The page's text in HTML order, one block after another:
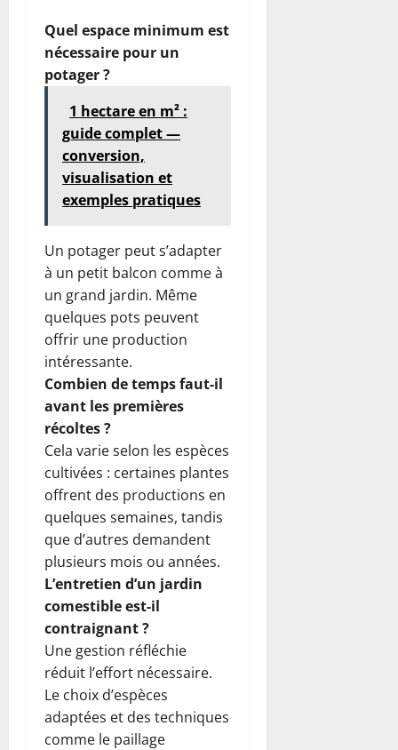
Quel espace minimum est
nécessaire pour un
potager ?
1 hectare en m² :
guide complet —
conversion,
visualisation et
exemples pratiques
Un potager peut s’adapter
à un petit balcon comme à
un grand jardin. Même
quelques pots peuvent
offrir une production
intéressante.
Combien de temps faut-il
avant les premières
récoltes ?
Cela varie selon les espèces
cultivées : certaines plantes
offrent des productions en
quelques semaines, tandis
que d’autres demandent
plusieurs mois ou années.
L’entretien d’un jardin
comestible est-il
contraignant ?
Une gestion réfléchie
réduit l’effort nécessaire.
Le choix d’espèces
adaptées et des techniques
comme le paillage